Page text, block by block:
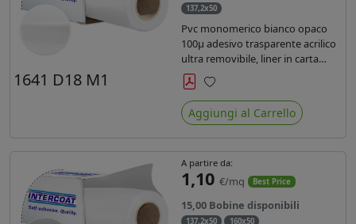
1641 D18 M1
137,2x50
Pvc monomerico bianco opaco
100µ adesivo trasparente acrilico
ultra removibile, liner in carta
kraft da 140gr/mq. Durata 3 anni.
Dotato di certificato FR B1 e
conforme alla normativa REACH.
Preferiti
Aggiungi al Carrello
A partire da:
1,10 €/mq Best Price
15,00 Bobine disponibili
137,2x50 160x50